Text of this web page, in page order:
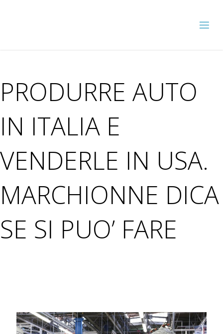
PRODURRE AUTO
IN ITALIA E
VENDERLE IN USA.
MARCHIONNE DICA
SE SI PUO’ FARE